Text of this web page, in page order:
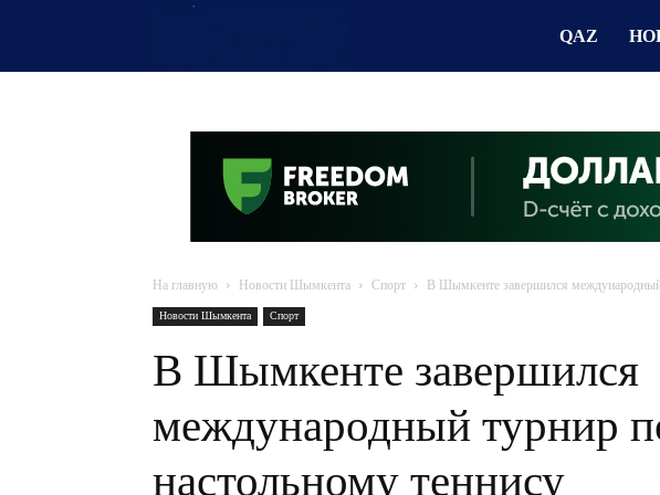
QAZ
На главную Новости Шымкента Спорт В Шымкенте завершился
Новости Шымкента Спорт
В Шымкенте завершился
международный турнир
настольному теннису